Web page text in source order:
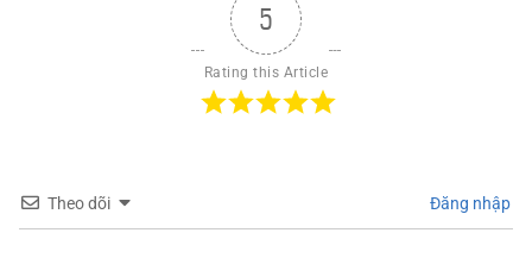
5
Rating this Article
Theo dõi Đăng nhập